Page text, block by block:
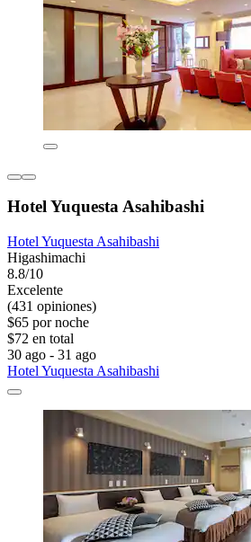
Hotel Yuquesta Asahibashi
Hotel Yuquesta Asahibashi
Higashimachi
8.8/10
Excelente
(431 opiniones)
$65 por noche
$72 en total
30 ago - 31 ago
Hotel Yuquesta Asahibashi